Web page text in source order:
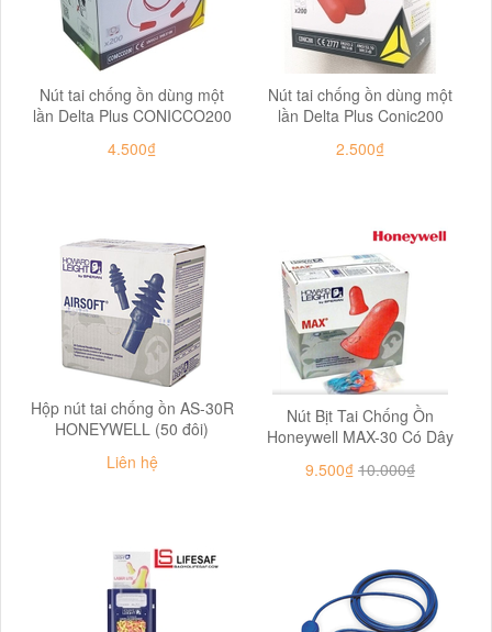
Nút tai chống ồn dùng một
lần Delta Plus CONICCO200
4.500₫
Nút tai chống ồn dùng một
lần Delta Plus Conic200
2.500₫
Hộp nút tai chống ồn AS-30R
HONEYWELL (50 đôi)
Liên hệ
Nút Bịt Tai Chống Ồn
Honeywell MAX-30 Có Dây
9.500₫ 10.000₫